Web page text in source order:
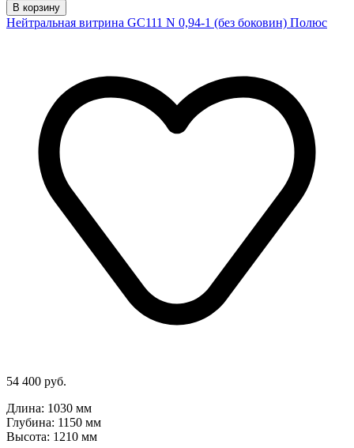
В корзину
Нейтральная витрина GC111 N 0,94-1 (без боковин) Полюс
54 400 руб.
Длина: 1030 мм
Глубина: 1150 мм
Высота: 1210 мм